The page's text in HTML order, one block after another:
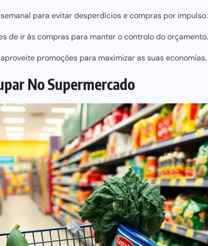
para evitar desperdícios e compras por impulso.
de ir às compras para manter o controlo do orçamento.
promoções para maximizar as suas economias.
No Supermercado